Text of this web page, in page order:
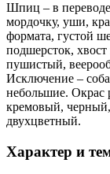
Шпиц – в переводе
мордочку, уши,
формата, густой
подшерсток,
пушистый,
Исключение –
небольшие. Окрас
кремовый,
двухцветный.
Характер и